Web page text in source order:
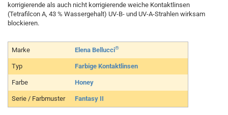
korrigierende als auch nicht korrigierende weiche Kontaktlinsen
(Tetrafilcon A, 43 % Wassergehalt) UV-B- und UV-A-Strahlen wirksam
blockieren.
Marke Elena Bellucci®
Typ Farbige Kontaktlinsen
Farbe Honey
Serie / Farbmuster Fantasy II